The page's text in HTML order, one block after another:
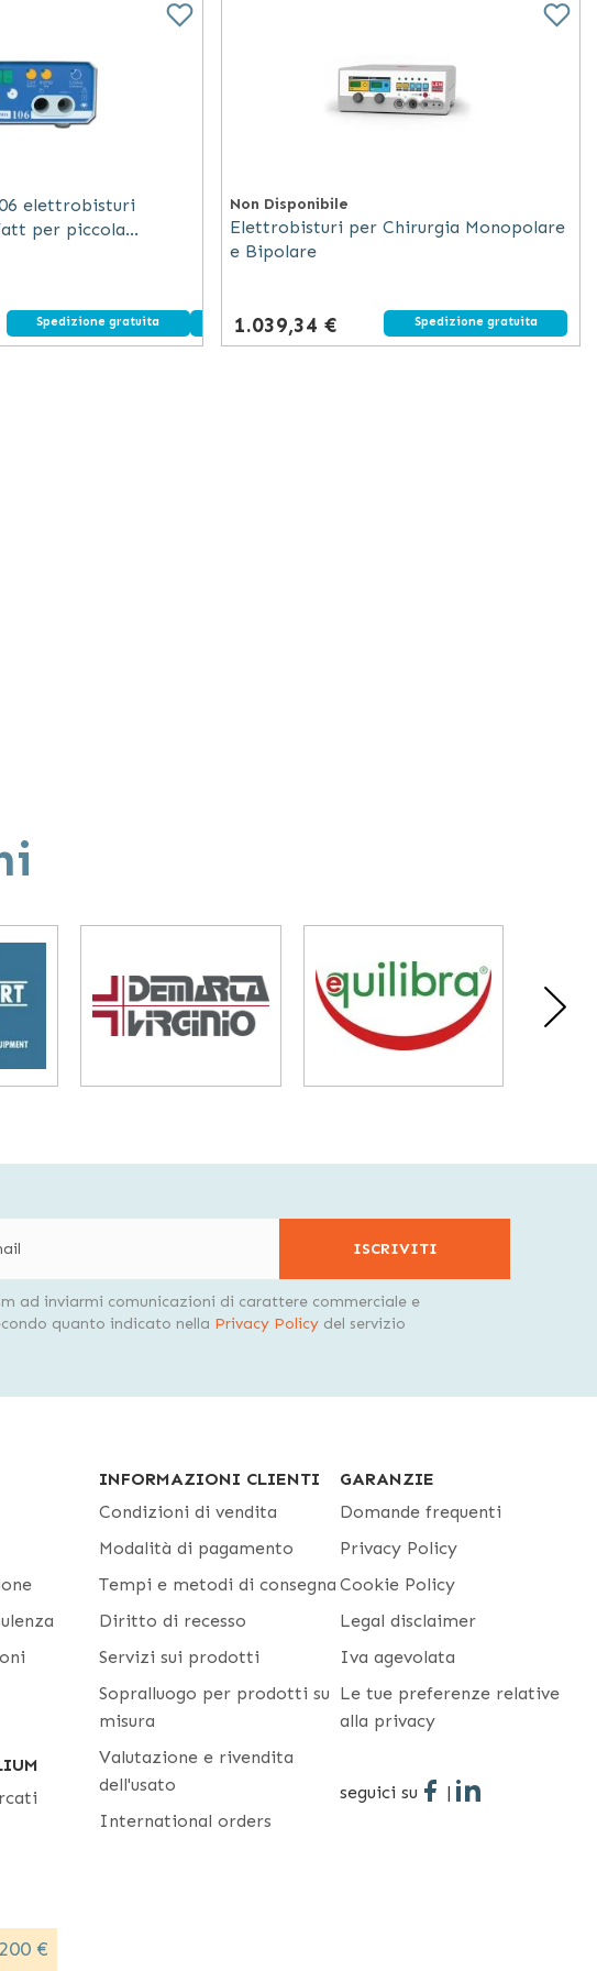
elettrobisturi
per piccola
Spedizione gratuita Dispositivo medico
Non Disponibile
Elettrobisturi per Chirurgia Monopolare
e Bipolare
1.039,34 € Spedizione gratuita
ISCRIVITI
ad inviarmi comunicazioni di carattere commerciale e
quanto indicato nella Privacy Policy del servizio
INFORMAZIONI CLIENTI
Condizioni di vendita
Modalità di pagamento
Tempi e metodi di consegna
Diritto di recesso
Servizi sui prodotti
Sopralluogo per prodotti su
misura
Valutazione e rivendita
dell'usato
International orders
GARANZIE
Domande frequenti
Privacy Policy
Cookie Policy
Legal disclaimer
Iva agevolata
Le tue preferenze relative
alla privacy
seguici su |
€